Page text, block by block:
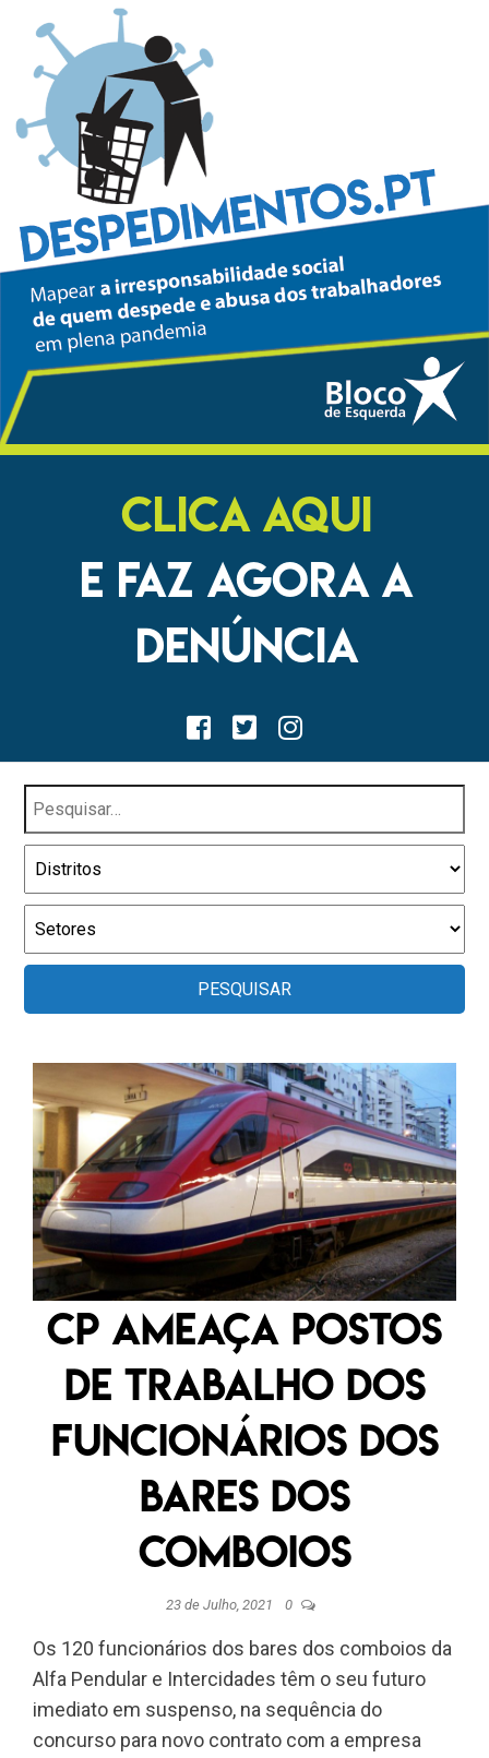
CLICA AQUI
E FAZ AGORA A
DENÚNCIA
CP ameaça postos
de trabalho dos
funcionários dos
bares dos
comboios
23 de Julho, 2021 0
Os 120 funcionários dos bares dos comboios da
Alfa Pendular e Intercidades têm o seu futuro
imediato em suspenso, na sequência do
concurso para novo contrato com a empresa